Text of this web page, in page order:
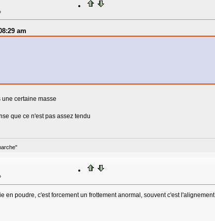
am
certaine masse
que ce n'est pas assez tendu
en poudre, c'est forcement un frottement anormal, souvent c'est l'alignement